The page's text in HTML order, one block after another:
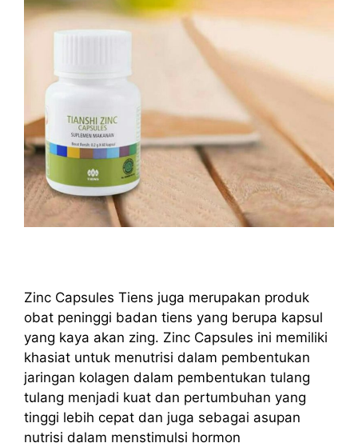
Zinc Capsules Tiens juga merupakan produk
obat peninggi badan tiens yang berupa kapsul
yang kaya akan zing. Zinc Capsules ini memiliki
khasiat untuk menutrisi dalam pembentukan
jaringan kolagen dalam pembentukan tulang
tulang menjadi kuat dan pertumbuhan yang
tinggi lebih cepat dan juga sebagai asupan
nutrisi dalam menstimulsi hormon